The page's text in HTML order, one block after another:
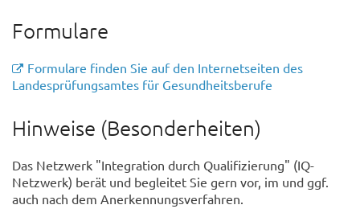
Formulare
Formulare finden Sie auf den Internetseiten des
Landesprüfungsamtes für Gesundheitsberufe
Hinweise (Besonderheiten)
Das Netzwerk "Integration durch Qualifizierung" (IQ-
Netzwerk) berät und begleitet Sie gern vor, im und ggf.
auch nach dem Anerkennungsverfahren.